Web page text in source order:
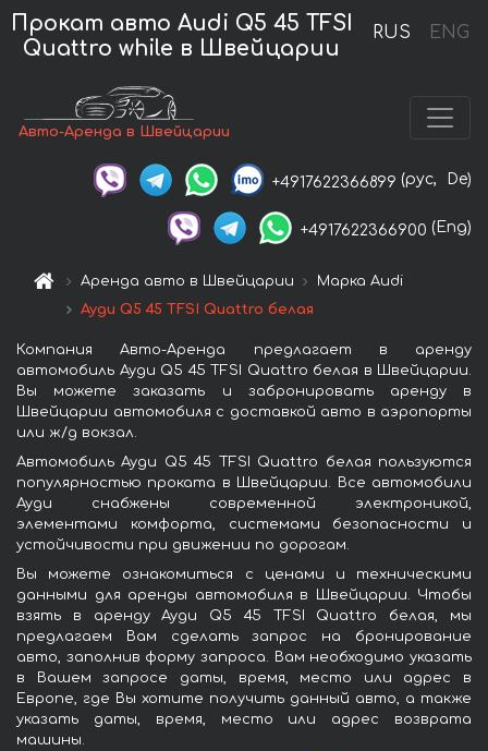
RUS ENG
Прокат авто Audi Q5 45 TFSI
Quattro while в Швейцарии
Авто-Аренда в Швейцарии
+4917622366899 (рус, De)
+4917622366900 (Eng)
Аренда авто в Швейцарии
Марка Audi
Ауди Q5 45 TFSI Quattro белая
Компания Авто-Аренда предлагает в аренду
автомобиль Ауди Q5 45 TFSI Quattro белая в Швейцарии.
Вы можете заказать и забронировать аренду в
Швейцарии автомобиля с доставкой авто в аэропорты
или ж/д вокзал.
Автомобиль Ауди Q5 45 TFSI Quattro белая пользуются
популярностью проката в Швейцарии. Все автомобили
Ауди снабжены современной электроникой,
элементами комфорта, системами безопасности и
устойчивости при движении по дорогам.
Вы можете ознакомиться с ценами и техническими
данными для аренды автомобиля в Швейцарии. Чтобы
взять в аренду Ауди Q5 45 TFSI Quattro белая, мы
предлагаем Вам сделать запрос на бронирование
авто, заполнив форму запроса. Вам необходимо указать
в Вашем запросе даты, время, место или адрес в
Европе, где Вы хотите получить данный авто, а также
указать даты, время, место или адрес возврата
машины.